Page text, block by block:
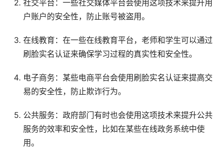
社交平台：一些社交媒体平台会使用这项技术来提升用
户账户的安全性，防止账号被盗用。
在线教育：在一些在线教育平台，老师和学生可以通过
刷脸实名认证来确保学习过程的真实性和安全性。
电子商务：某些电商平台会使用刷脸实名认证来提高交
易的安全性，防止欺诈行为。
公共服务：政府部门有时也会使用这项技术来提升公共
服务的效率和安全性，比如在某些在线政务系统中使
用。